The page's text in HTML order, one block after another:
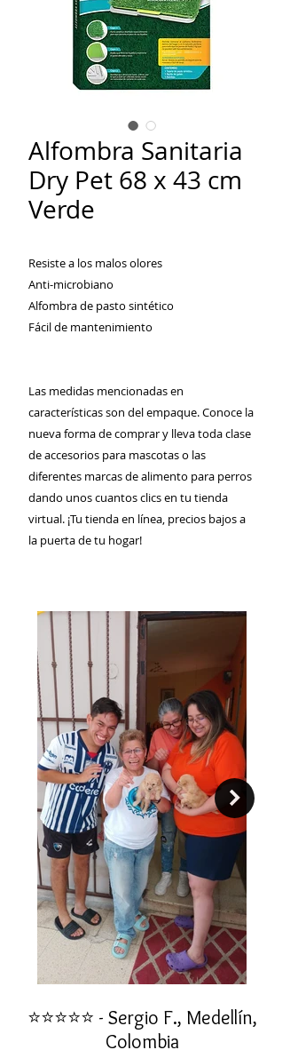
Alfombra Sanitaria
Dry Pet 68 x 43 cm
Verde
Resiste a los malos olores
Anti-microbiano
Alfombra de pasto sintético
Fácil de mantenimiento
Las medidas mencionadas en
características son del empaque. Conoce la
nueva forma de comprar y lleva toda clase
de accesorios para mascotas o las
diferentes marcas de alimento para perros
dando unos cuantos clics en tu tienda
virtual. ¡Tu tienda en línea, precios bajos a
la puerta de tu hogar!
⭐⭐⭐⭐⭐ - Sergio F., Medellín,
Colombia